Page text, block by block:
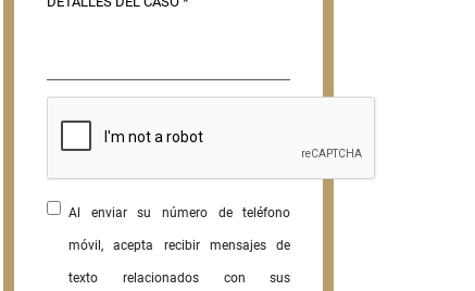
Al enviar su número de teléfono
móvil, acepta recibir mensajes de
texto relacionados con sus